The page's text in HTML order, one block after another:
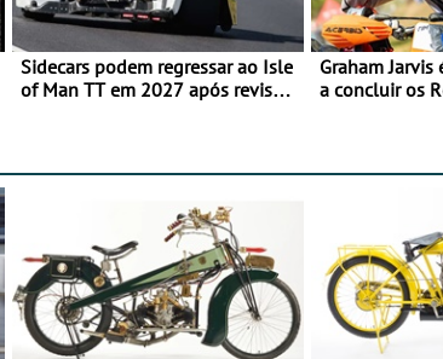
Sidecars podem regressar ao Isle
of Man TT em 2027 após revisão
Graham
a concluir os